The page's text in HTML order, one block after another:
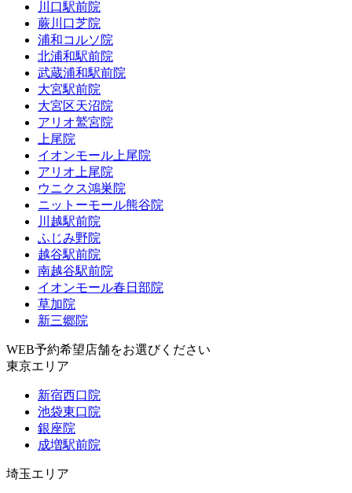
川口駅前院
蕨川口芝院
浦和コルソ院
北浦和駅前院
武蔵浦和駅前院
大宮駅前院
大宮区天沼院
アリオ鷲宮院
上尾院
イオンモール上尾院
アリオ上尾院
ウニクス鴻巣院
ニットーモール熊谷院
川越駅前院
ふじみ野院
越谷駅前院
南越谷駅前院
イオンモール春日部院
草加院
新三郷院
WEB予約希望店舗をお選びください
東京エリア
新宿西口院
池袋東口院
銀座院
成増駅前院
埼玉エリア